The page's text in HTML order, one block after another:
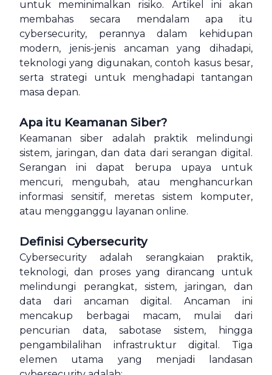
untuk meminimalkan risiko. Artikel ini akan
membahas secara mendalam apa itu
cybersecurity, perannya dalam kehidupan
modern, jenis-jenis ancaman yang dihadapi,
teknologi yang digunakan, contoh kasus besar,
serta strategi untuk menghadapi tantangan
masa depan.
Apa itu Keamanan Siber?
Keamanan siber adalah praktik melindungi
sistem, jaringan, dan data dari serangan digital.
Serangan ini dapat berupa upaya untuk
mencuri, mengubah, atau menghancurkan
informasi sensitif, meretas sistem komputer,
atau mengganggu layanan online.
Definisi Cybersecurity
Cybersecurity adalah serangkaian praktik,
teknologi, dan proses yang dirancang untuk
melindungi perangkat, sistem, jaringan, dan
data dari ancaman digital. Ancaman ini
mencakup berbagai macam, mulai dari
pencurian data, sabotase sistem, hingga
pengambilalihan infrastruktur digital. Tiga
elemen utama yang menjadi landasan